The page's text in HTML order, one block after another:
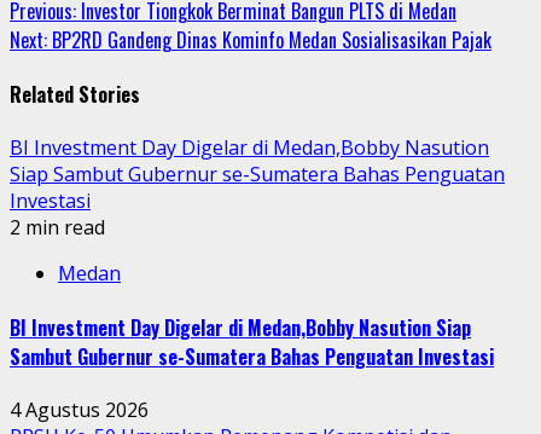
Continue
Reading
Previous: Investor Tiongkok Berminat Bangun PLTS di Medan
Next: BP2RD Gandeng Dinas Kominfo Medan Sosialisasikan Pajak
Related Stories
BI Investment Day Digelar di Medan,Bobby Nasution
Siap Sambut Gubernur se-Sumatera Bahas Penguatan
Investasi
2 min read
Medan
BI Investment Day Digelar di Medan,Bobby Nasution Siap
Sambut Gubernur se-Sumatera Bahas Penguatan Investasi
4 Agustus 2026